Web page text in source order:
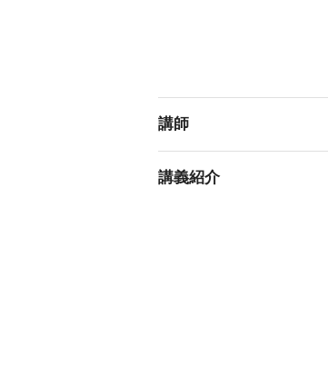
講師
講義紹介